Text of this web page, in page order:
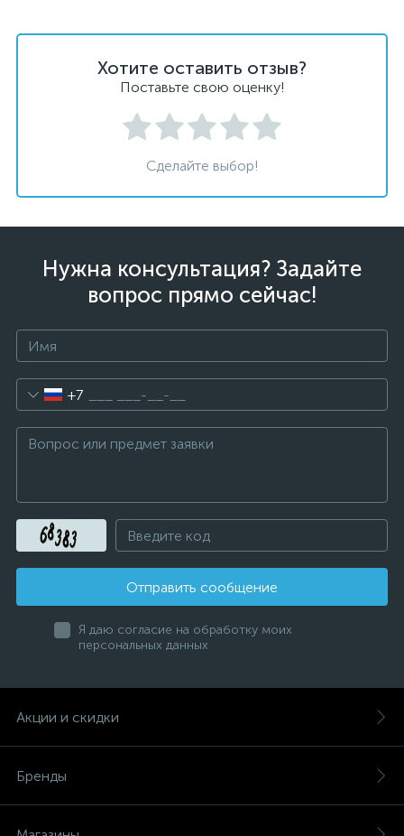
Хотите оставить отзыв?
Поставьте свою оценку!
Сделайте выбор!
Нужна консультация? Задайте
вопрос прямо сейчас!
+7
Отправить сообщение
Я даю согласие на обработку моих
персональных данных
Акции и скидки
Бренды